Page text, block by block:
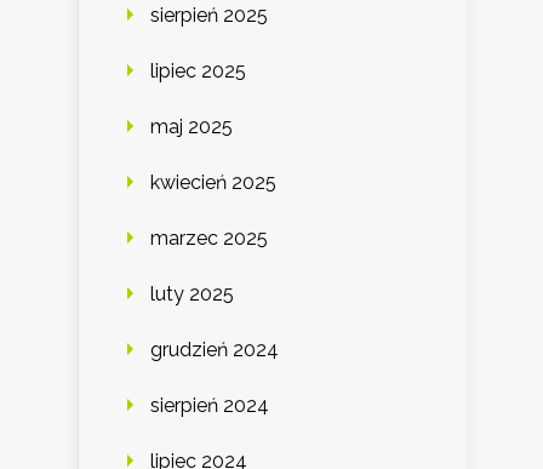
sierpień 2025
lipiec 2025
maj 2025
kwiecień 2025
marzec 2025
luty 2025
grudzień 2024
sierpień 2024
lipiec 2024